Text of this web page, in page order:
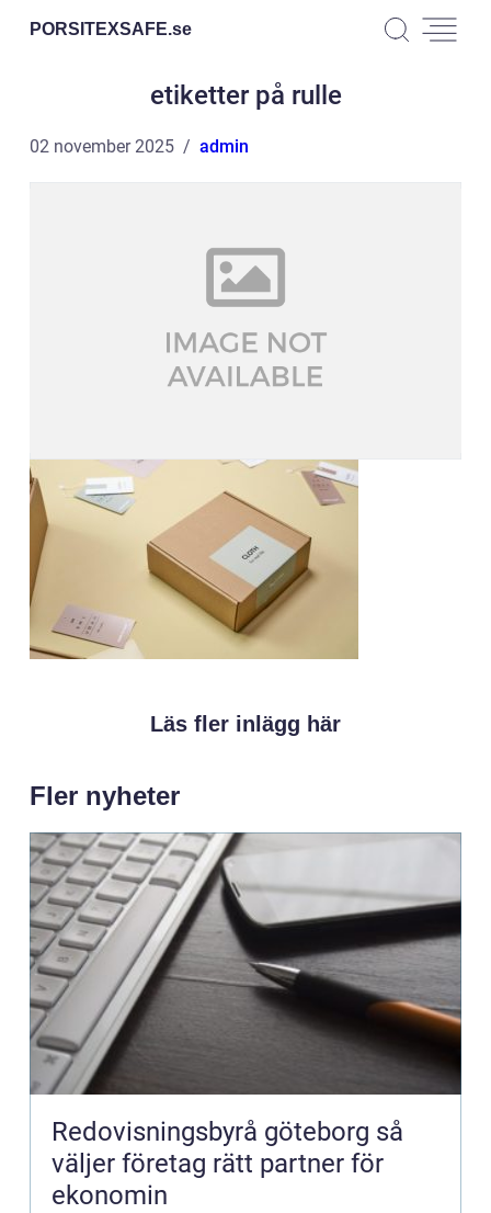
PORSITEXSAFE.se
etiketter på rulle
02 november 2025 admin
Läs fler inlägg här
Fler nyheter
Redovisningsbyrå göteborg så
väljer företag rätt partner för
ekonomin